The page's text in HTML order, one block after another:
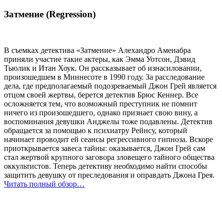
Затмение (Regression)
В съемках детектива «Затмение» Алехандро Аменабра
приняли участие такие актеры, как Эмма Уотсон, Дэвид
Тьюлик и Итан Хоук. Он рассказывает об изнасиловании,
произошедшем в Миннесоте в 1990 году. За расследование
дела, где предполагаемый подозреваемый Джон Грей является
отцом своей жертвы, берется детектив Брюс Кеннер. Все
осложняется тем, что возможный преступник не помнит
ничего из произошедшего, однако признает свою вину, а
воспоминания девушки Анджелы тоже подавлены. Детектив
обращается за помощью к психиатру Рейнсу, который
начинает проводит ей сеансы регрессивного гипноза. Вскоре
приоткрывается завеса тайны: оказывается, Джон Грей сам
стал жертвой крупного заговора зловещего тайного общества
оккультистов. Теперь детективу необходимо найти способы
защитить девушку от преследования и оправдать Джона Грея.
Читать полный обзор…